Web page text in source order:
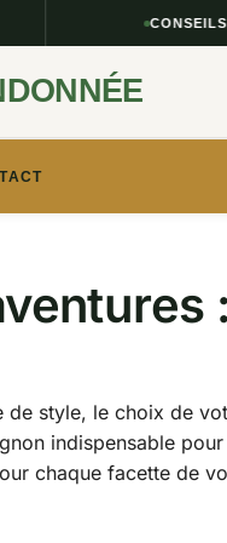
CONSEILS
style, le choix de
indispensable
chaque facette de